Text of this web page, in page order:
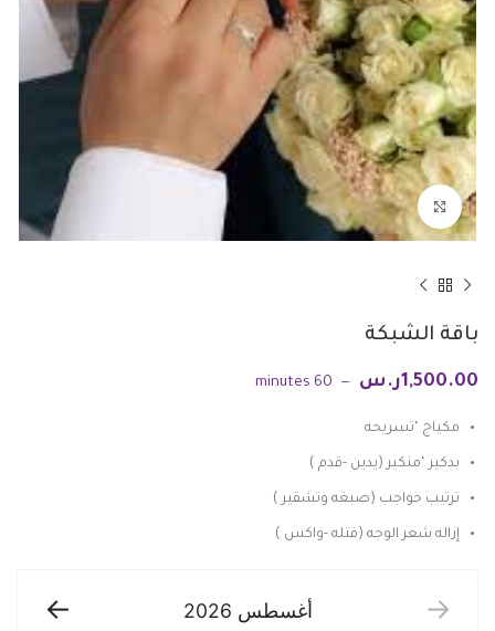
Click to enlarge
باقة الشبكة
1,500.00ر.س 60 minutes
مكياج ‘تسريحه
بدكير ‘منكير (يدين -قدم )
ترتيب حواجب (صبغه وتشقير )
إزاله شعر الوجه (فتله -واكس )
أغسطس 2026